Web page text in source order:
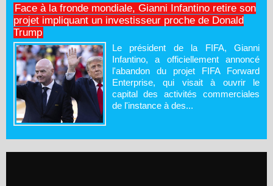
Face à la fronde mondiale, Gianni Infantino retire son
projet impliquant un investisseur proche de Donald
Trump
Le président de la FIFA, Gianni
Infantino, a officiellement annoncé
l'abandon du projet FIFA Forward
Enterprise, qui visait à ouvrir le
capital des activités commerciales
de l'instance à des...